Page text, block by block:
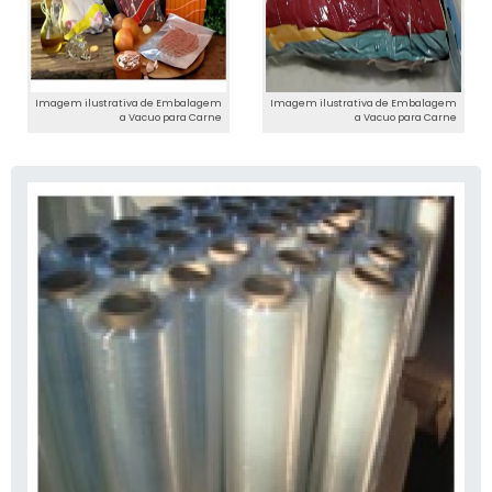
Imagem ilustrativa de Embalagem
a Vacuo para Carne
Imagem ilustrativa de Embalagem
a Vacuo para Carne